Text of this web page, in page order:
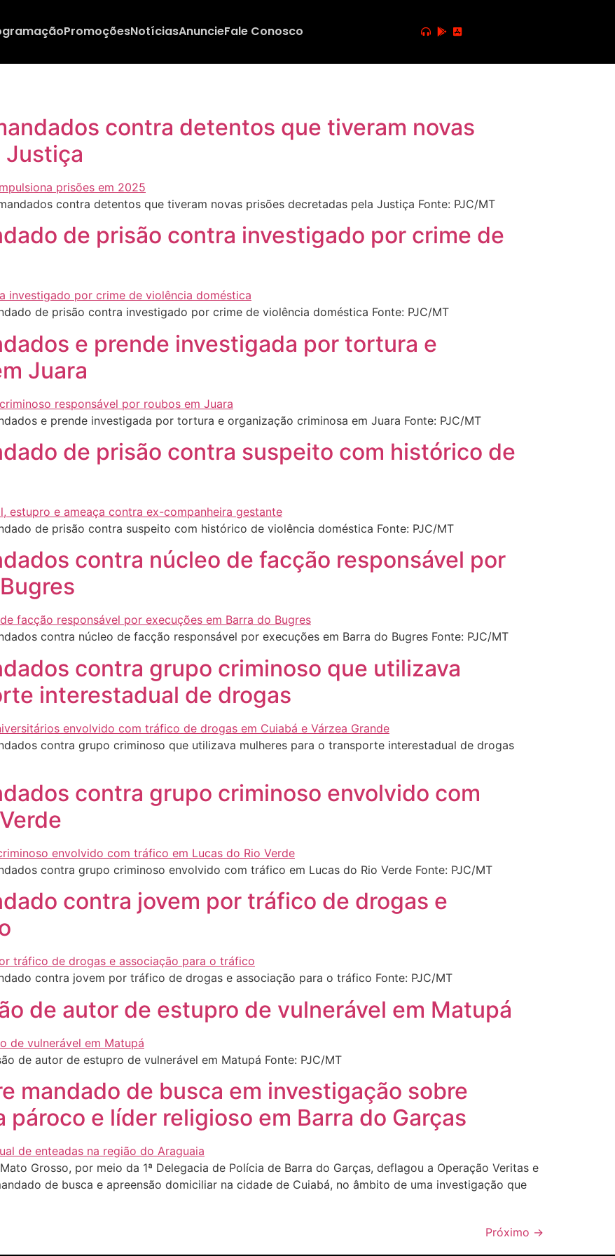
PromoçõesNotíciasAnuncieFale Conosco
contra detentos que tiveram novas
Justiça
contra detentos que tiveram novas prisões decretadas pela Justiça Fonte: PJC/MT
de prisão contra investigado por crime de
de prisão contra investigado por crime de violência doméstica Fonte: PJC/MT
e prende investigada por tortura e
Juara
e prende investigada por tortura e organização criminosa em Juara Fonte: PJC/MT
de prisão contra suspeito com histórico de
de prisão contra suspeito com histórico de violência doméstica Fonte: PJC/MT
contra núcleo de facção responsável por
contra núcleo de facção responsável por execuções em Barra do Bugres Fonte: PJC/MT
contra grupo criminoso que utilizava
interestadual de drogas
contra grupo criminoso que utilizava mulheres para o transporte interestadual de drogas
contra grupo criminoso envolvido com
contra grupo criminoso envolvido com tráfico em Lucas do Rio Verde Fonte: PJC/MT
contra jovem por tráfico de drogas e
contra jovem por tráfico de drogas e associação para o tráfico Fonte: PJC/MT
de autor de estupro de vulnerável em Matupá
de autor de estupro de vulnerável em Matupá Fonte: PJC/MT
mandado de busca em investigação sobre
e líder religioso em Barra do Garças
Grosso, por meio da 1ª Delegacia de Polícia de Barra do Garças, deflagou a Operação Veritas e
de busca e apreensão domiciliar na cidade de Cuiabá, no âmbito de uma investigação que
Próximo →